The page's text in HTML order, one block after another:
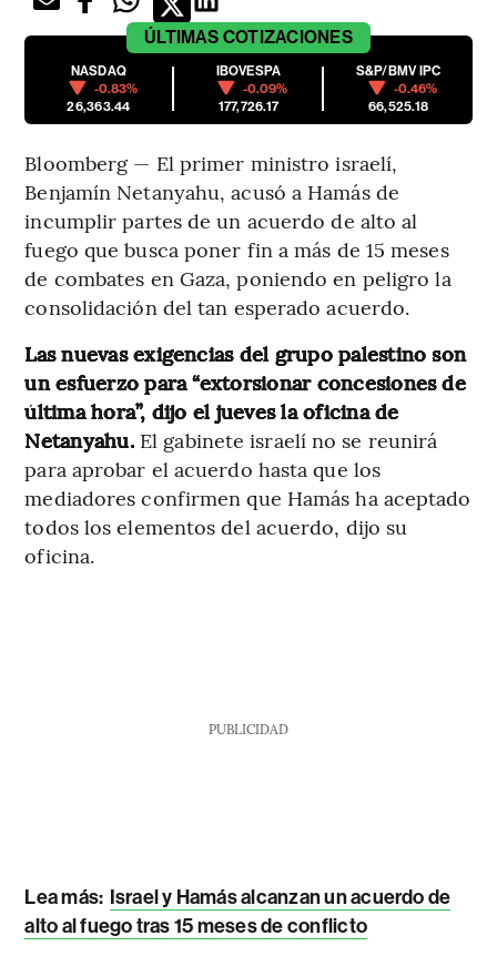
ÚLTIMAS COTIZACIONES
NASDAQ
-0.83%
26,363.44
IBOVESPA
-0.09%
177,726.17
S&P/BMV IPC
-0.46%
66,525.18
Bloomberg — El primer ministro israelí,
Benjamín Netanyahu, acusó a Hamás de
incumplir partes de un acuerdo de alto al
fuego que busca poner fin a más de 15 meses
de combates en Gaza, poniendo en peligro la
consolidación del tan esperado acuerdo.
Las nuevas exigencias del grupo palestino son
un esfuerzo para “extorsionar concesiones de
última hora”, dijo el jueves la oficina de
Netanyahu. El gabinete israelí no se reunirá
para aprobar el acuerdo hasta que los
mediadores confirmen que Hamás ha aceptado
todos los elementos del acuerdo, dijo su
oficina.
PUBLICIDAD
Lea más: Israel y Hamás alcanzan un acuerdo de
alto al fuego tras 15 meses de conflicto